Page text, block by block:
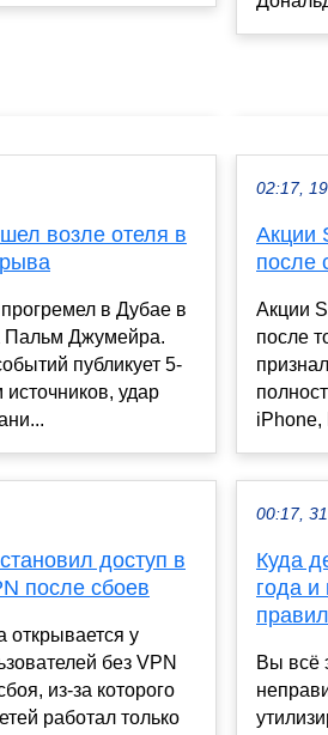
возле отеля в
в Дубае в
Пальм Джумейра.
публикует 5-
удар
доступ в
после сбоев
открывается у
без VPN
из-за которого
работал только
02:17,
Акции
после
Акции
после
iPhone,
00:17,
Куда
года и
Вы всё